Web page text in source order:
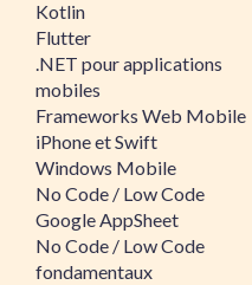
Kotlin
Flutter
.NET pour applications
mobiles
Frameworks Web Mobile
iPhone et Swift
Windows Mobile
No Code / Low Code
Google AppSheet
No Code / Low Code
fondamentaux